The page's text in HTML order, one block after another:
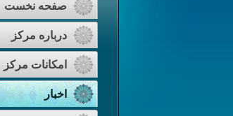
صفحه نخست
درباره مرکز
امکانات مرکز
اخبار